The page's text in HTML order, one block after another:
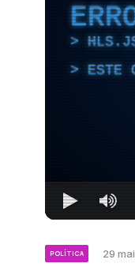
ESTE
POLÍTICA 29